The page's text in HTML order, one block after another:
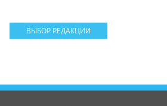
ВЫБОР РЕДАКЦИИ